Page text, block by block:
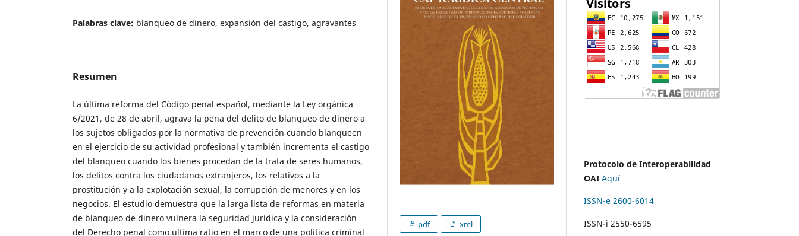
Palabras clave: blanqueo de dinero, expansión del castigo, agravantes
Resumen
La última reforma del Código penal español, mediante la Ley orgánica
6/2021, de 28 de abril, agrava la pena del delito de blanqueo de dinero a
los sujetos obligados por la normativa de prevención cuando blanqueen
en el ejercicio de su actividad profesional y también incrementa el castigo
del blanqueo cuando los bienes procedan de la trata de seres humanos,
los delitos contra los ciudadanos extranjeros, los relativos a la
prostitución y a la explotación sexual, la corrupción de menores y en los
negocios. El estudio demuestra que la larga lista de reformas en materia
de blanqueo de dinero vulnera la seguridad jurídica y la consideración
del Derecho penal como ultima ratio en el marco de una política criminal
pdf xml
Protocolo de Interoperabilidad
OAI Aquí
ISSN-e 2600-6014
ISSN-i 2550-6595